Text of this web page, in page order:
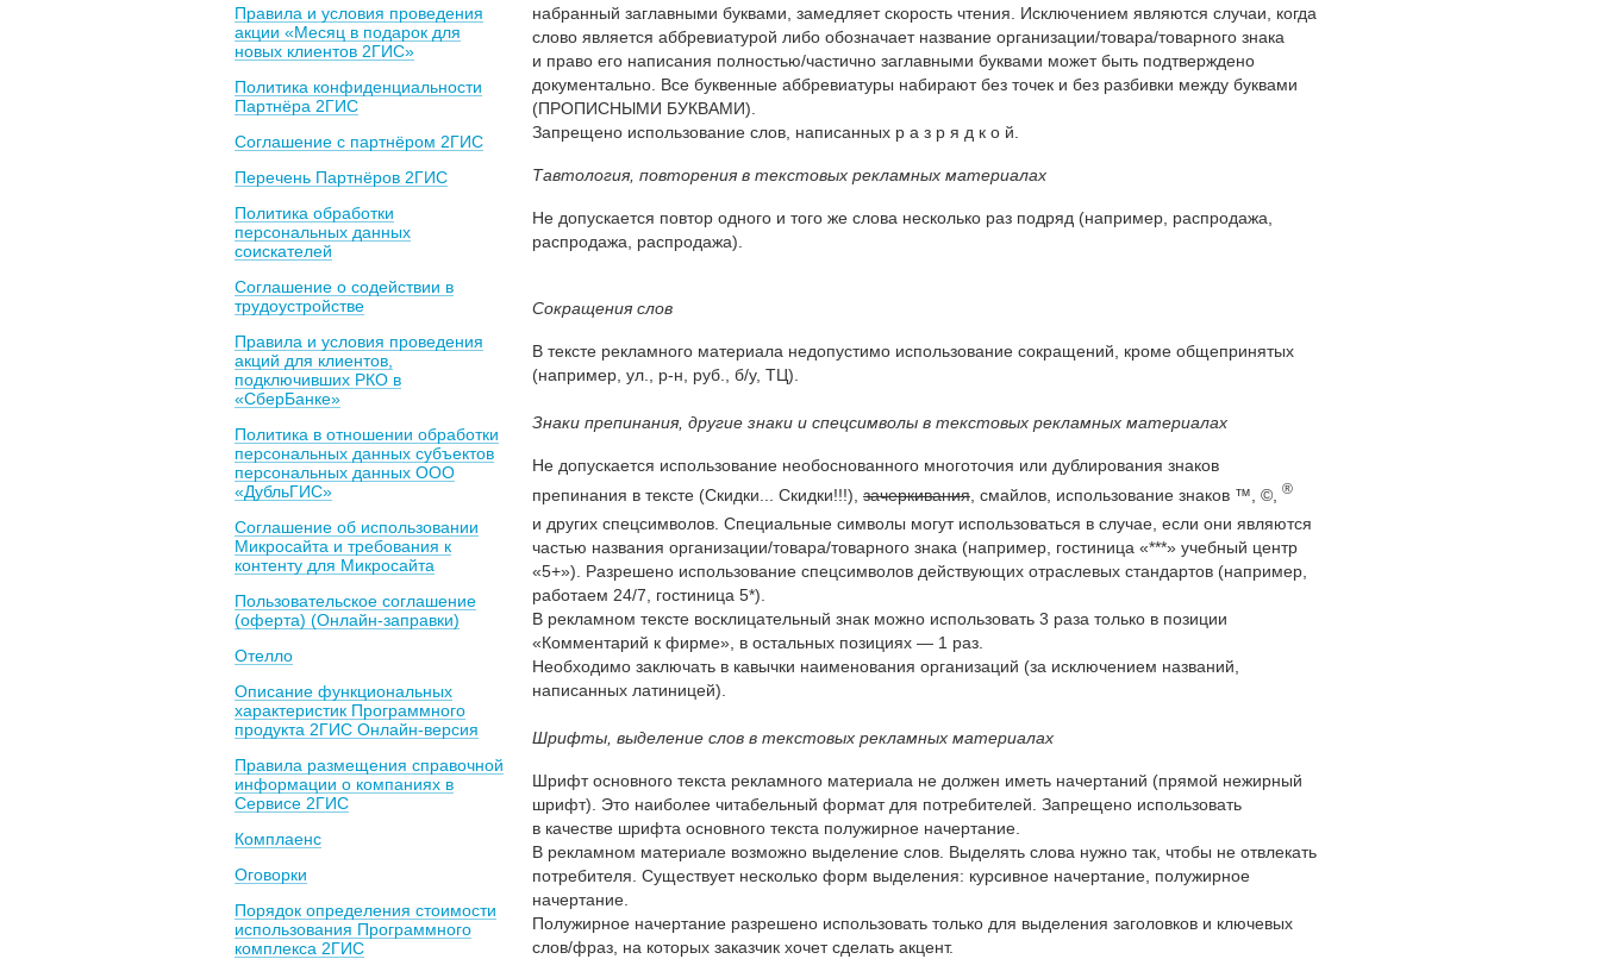
Правила и условия проведения
акции «Месяц в подарок для
новых клиентов 2ГИС»
Политика конфиденциальности
Партнёра 2ГИС
Соглашение с партнёром 2ГИС
Перечень Партнёров 2ГИС
Политика обработки
персональных данных
соискателей
Соглашение о содействии в
трудоустройстве
Правила и условия проведения
акций для клиентов,
подключивших РКО в
«СберБанке»
Политика в отношении обработки
персональных данных субъектов
персональных данных ООО
«ДубльГИС»
Соглашение об использовании
Микросайта и требования к
контенту для Микросайта
Пользовательское соглашение
(оферта) (Онлайн-заправки)
Отелло
Описание функциональных
характеристик Программного
продукта 2ГИС Онлайн-версия
Правила размещения справочной
информации о компаниях в
Сервисе 2ГИС
Комплаенс
Оговорки
Порядок определения стоимости
использования Программного
комплекса 2ГИС
набранный заглавными буквами, замедляет скорость чтения. Исключением являются случаи, когда
слово является аббревиатурой либо обозначает название организации/товара/товарного знака
и право его написания полностью/частично заглавными буквами может быть подтверждено
документально. Все буквенные аббревиатуры набирают без точек и без разбивки между буквами
(ПРОПИСНЫМИ БУКВАМИ).
Запрещено использование слов, написанных р а з р я д к о й.
Тавтология, повторения в текстовых рекламных материалах
Не допускается повтор одного и того же слова несколько раз подряд (например, распродажа,
распродажа, распродажа).
Сокращения слов
В тексте рекламного материала недопустимо использование сокращений, кроме общепринятых
(например, ул., р-н, руб., б/у, ТЦ).
Знаки препинания, другие знаки и спецсимволы в текстовых рекламных материалах
Не допускается использование необоснованного многоточия или дублирования знаков
препинания в тексте (Скидки... Скидки!!!), зачеркивания , смайлов, использование знаков ™, ©, ®
и других спецсимволов. Специальные символы могут использоваться в случае, если они являются
частью названия организации/товара/товарного знака (например, гостиница «***» учебный центр
«5+»). Разрешено использование спецсимволов действующих отраслевых стандартов (например,
работаем 24/7, гостиница 5*).
В рекламном тексте восклицательный знак можно использовать 3 раза только в позиции
«Комментарий к фирме», в остальных позициях — 1 раз.
Необходимо заключать в кавычки наименования организаций (за исключением названий,
написанных латиницей).
Шрифты, выделение слов в текстовых рекламных материалах
Шрифт основного текста рекламного материала не должен иметь начертаний (прямой нежирный
шрифт). Это наиболее читабельный формат для потребителей. Запрещено использовать
в качестве шрифта основного текста полужирное начертание.
В рекламном материале возможно выделение слов. Выделять слова нужно так, чтобы не отвлекать
потребителя. Существует несколько форм выделения: курсивное начертание, полужирное
начертание.
Полужирное начертание разрешено использовать только для выделения заголовков и ключевых
слов/фраз, на которых заказчик хочет сделать акцент.